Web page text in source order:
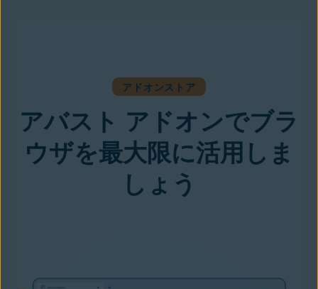
アドオンストア
アバスト アドオンでブラ
ウザを最大限に活用しま
しょう